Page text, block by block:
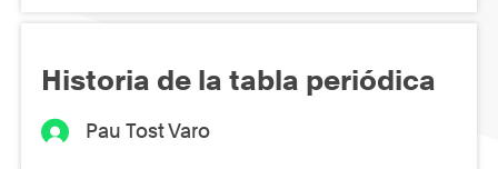
Historia de la tabla periódica
Pau Tost Varo